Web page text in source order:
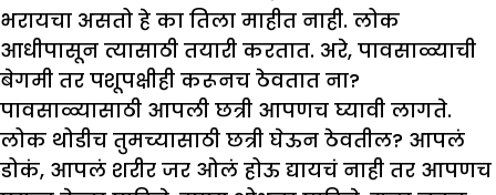
भरायचा असतो हे का तिला माहीत नाही. लोक
आधीपासून त्यासाठी तयारी करतात. अरे, पावसाळ्याची
बेगमी तर पशूपक्षीही करूनच ठेवतात ना?
पावसाळ्यासाठी आपली छत्री आपणच घ्यावी लागते.
लोक थोडीच तुमच्यासाठी छत्री घेऊन ठेवतील? आपलं
डोकं, आपलं शरीर जर ओलं होऊ द्यायचं नाही तर आपणच